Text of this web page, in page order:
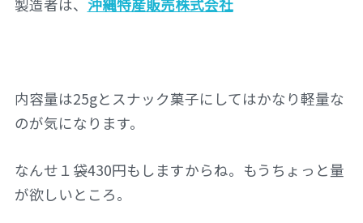
製造者は、 沖縄特産販売株式会社
内容量は25gとスナック菓子にしてはかなり軽量な
のが気になります。
なんせ１袋430円もしますからね。もうちょっと量
が欲しいところ。